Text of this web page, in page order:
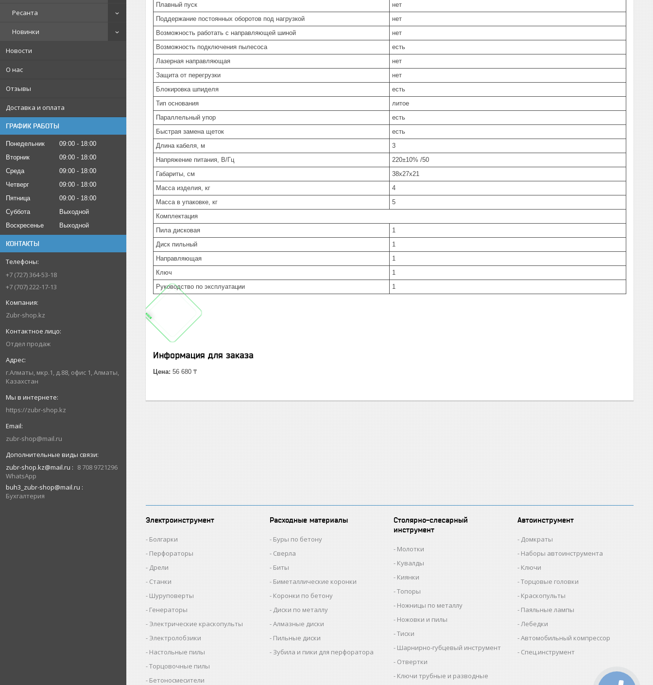
Ресанта
Новинки
Новости
О нас
Отзывы
Доставка и оплата
ГРАФИК РАБОТЫ
Понедельник 09:00
18:00
Вторник
09:00
18:00
Среда
09:00
18:00
Четверг
09:00
18:00
Пятница
09:00
18:00
Суббота
Выходной
Воскресенье
Выходной
КОНТАКТЫ
+7 (727) 364-53-18
+7 (707) 222-17-13
Zubr-shop.kz
Отдел продаж
г.Алматы, мкр.1, д.88, офис 1, Алматы,
Казахстан
https://zubr-shop.kz
zubr-shop@mail.ru
zubr-shop.kz@mail.ru
8 708 9721296
WhatsApp
buh3_zubr-shop@mail.ru
Бухгалтерия
Плавный пуск
нет
Поддержание постоянных оборотов под нагрузкой
нет
Возможность работать с направляющей шиной
нет
Возможность подключения пылесоса
есть
Лазерная направляющая
нет
Защита от перегрузки
нет
Блокировка шпиделя
есть
Тип основания
ли­тое
Параллельный упор
есть
Быстрая замена щеток
есть
Длина кабеля, м
3
Напряжение питания, В/Гц
220±10% /50
Габариты, см
38x27x21
Масса изделия, кг
4
Масса в упаковке, кг
5
Комплектация
Пила дисковая
1
Диск пильный
1
Направляющая
1
Ключ
1
Руководство по эксплуатации
1
Информация для заказа
Цена: 56 680 ₸
Электроинструмент
Болгарки
Перфораторы
Дрели
Станки
Шуруповерты
Генераторы
Электрические краскопульты
Электролобзики
Настольные пилы
Торцовочные пилы
Бетоносмесители
Расходные материалы
Буры по бетону
Сверла
Биты
Биметаллические коронки
Коронки по бетону
Диски по металлу
Алмазные диски
Пильные диски
Зубила и пики для перфоратора
Столярно-слесарный
инструмент
Молотки
Кувалды
Киянки
Топоры
Ножницы по металлу
Ножовки и пилы
Тиски
Шарнирно-губцевый инструмент
Отвертки
Ключи трубные и разводные
Автоинструмент
Домкраты
Наборы автоинструмента
Ключи
Торцовые головки
Краскопульты
Паяльные лампы
Лебедки
Автомобильный компрессор
Спец.инструмент